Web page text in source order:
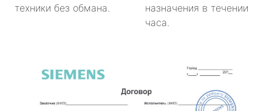
техники без обмана.
назначения в течении
часа.